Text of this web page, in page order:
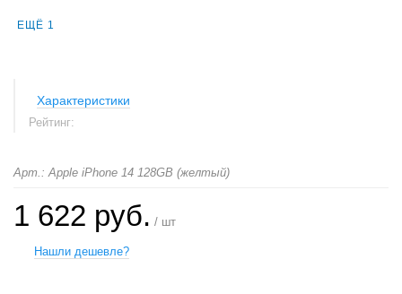
ЕЩЁ 1
Характеристики
Рейтинг:
Арт.: Apple iPhone 14 128GB (желтый)
1 622 руб. / шт
Нашли дешевле?